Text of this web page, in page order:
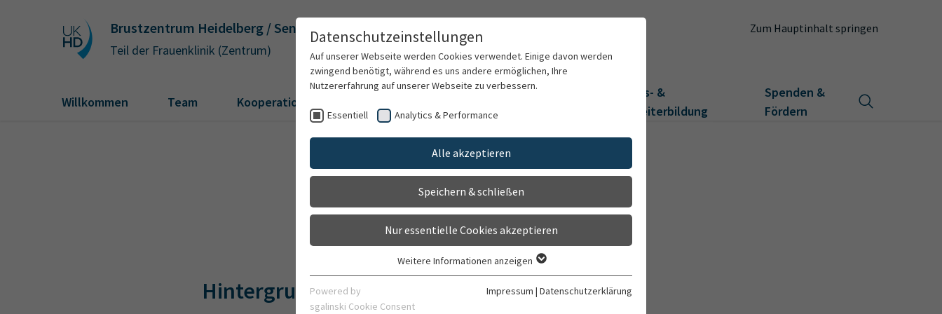
Brustzentrum Heidelberg / Senologie
Teil der Frauenklinik (Zentrum)
Zum Hauptinhalt springen
Willkommen Team Kooperationspartner
Aus- &
Weiterbildung
Spenden &
Fördern
Familiärer Brustkrebs
Brustzentrum Heidelberg / Senologie
Hintergrund
Datenschutzeinstellungen
Auf unserer Webseite werden Cookies verwendet. Einige davon werden
zwingend benötigt, während es uns andere ermöglichen, Ihre
Nutzererfahrung auf unserer Webseite zu verbessern.
Essentiell Analytics & Performance
Alle akzeptieren
Speichern & schließen
Nur essentielle Cookies akzeptieren
Essentielle Cookies werden für grundlegende Funktionen der Webseite
benötigt. Dadurch ist gewährleistet, dass die Webseite einwandfrei
Weitere Informationen anzeigen
Powered by
sgalinski Cookie Consent
Impressum | Datenschutzerklärung